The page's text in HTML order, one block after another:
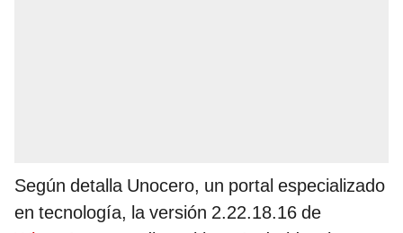
Según detalla Unocero, un portal especializado
en tecnología, la versión 2.22.18.16 de